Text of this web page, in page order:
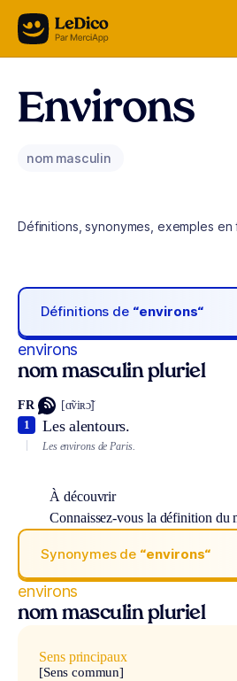
Aller au contenu
Environs
nom masculin
Définitions, synonymes, exemples en
Définitions de “environs“
environs
nom masculin pluriel
FR [ɑ̃viʀɔ̃]
Les alentours.
1
Les environs de Paris.
À découvrir
Connaissez-vous la définition du
Synonymes de “environs“
environs
nom masculin pluriel
Sens principaux
[Sens commun]